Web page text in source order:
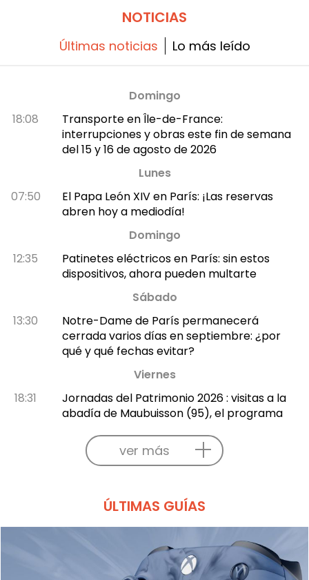
NOTICIAS
Últimas noticias Lo más leído
Domingo
18:08
Transporte en Île-de-France:
interrupciones y obras este fin de semana
del 15 y 16 de agosto de 2026
Lunes
07:50
El Papa León XIV en París: ¡Las reservas
abren hoy a mediodía!
Domingo
12:35
Patinetes eléctricos en París: sin estos
dispositivos, ahora pueden multarte
Sábado
13:30
Notre-Dame de París permanecerá
cerrada varios días en septiembre: ¿por
qué y qué fechas evitar?
Viernes
18:31
Jornadas del Patrimonio 2026 : visitas a la
abadía de Maubuisson (95), el programa
ver más
ÚLTIMAS GUÍAS